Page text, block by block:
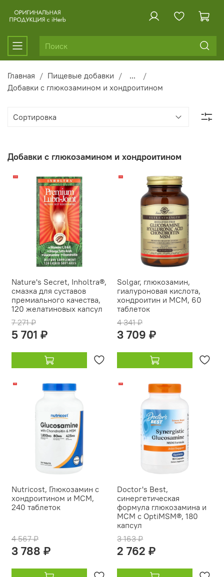
Главная Пищевые добавки
...
Добавки с глюкозамином и хондроитином
Добавки с глюкозамином и хондроитином
-22%
Nature's Secret, Inholtra®,
смазка для суставов
премиального качества,
120 желатиновых капсул
7 271 ₽
5 701 ₽
-15%
Solgar, глюкозамин,
гиалуроновая кислота,
хондроитин и МСМ, 60
таблеток
4 341 ₽
3 709 ₽
-17%
Nutricost, Глюкозамин с
хондроитином и МСМ,
240 таблеток
4 567 ₽
3 788 ₽
-13%
Doctor's Best,
синергетическая
формула глюкозамина и
МСМ с OptiMSM®, 180
капсул
3 163 ₽
2 762 ₽